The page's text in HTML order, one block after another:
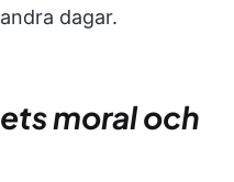
dagar.
moral och